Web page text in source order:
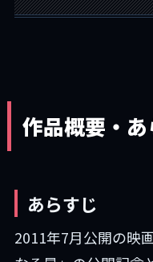
作品概要・あ
あらすじ
2011年7月公開の映